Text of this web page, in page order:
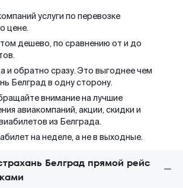
услуги по перевозке
цене.
дешево, по сравнению от и до
и обратно сразу. Это выгоднее чем
Белград в одну сторону.
внимание на лучшие
авиакомпаний, акции, скидки и
из Белграда.
на неделе, а не в выходные.
Белград прямой рейс